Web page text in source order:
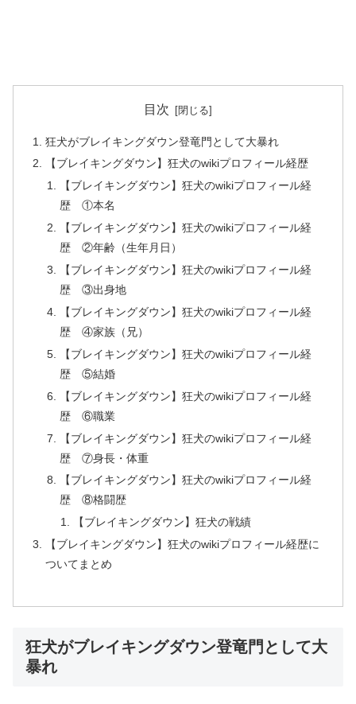
目次
狂犬がブレイキングダウン登竜門として大暴れ
【ブレイキングダウン】狂犬のwikiプロフィール経歴
【ブレイキングダウン】狂犬のwikiプロフィール経
歴 ①本名
【ブレイキングダウン】狂犬のwikiプロフィール経
歴 ②年齢（生年月日）
【ブレイキングダウン】狂犬のwikiプロフィール経
歴 ③出身地
【ブレイキングダウン】狂犬のwikiプロフィール経
歴 ④家族（兄）
【ブレイキングダウン】狂犬のwikiプロフィール経
歴 ⑤結婚
【ブレイキングダウン】狂犬のwikiプロフィール経
歴 ⑥職業
【ブレイキングダウン】狂犬のwikiプロフィール経
歴 ⑦身長・体重
【ブレイキングダウン】狂犬のwikiプロフィール経
歴 ⑧格闘歴
【ブレイキングダウン】狂犬の戦績
【ブレイキングダウン】狂犬のwikiプロフィール経歴に
ついてまとめ
狂犬がブレイキングダウン登竜門として大
暴れ